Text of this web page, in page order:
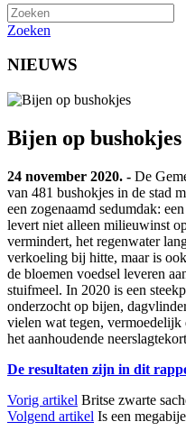
Zoeken
NIEUWS
Bijen op bushokjes
24 november 2020. - De
van 481 bushokjes in de stad
een zogenaamd sedumdak:
levert niet alleen milieuwinst
vermindert, het regenwater
verkoeling bij hitte, maar is
de bloemen voedsel leveren
stuifmeel. In 2020 is een
onderzocht op bijen,
vielen wat tegen, vermoedelijk
het aanhoudende
De resultaten zijn in dit
Vorig artikel Britse zwarte
Volgend artikel Is een